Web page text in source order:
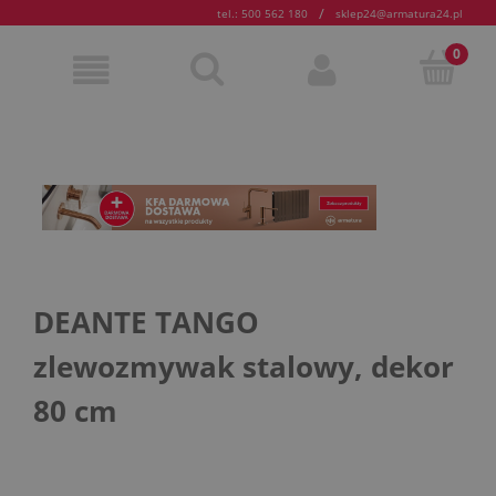
tel.: 500 562 180 / sklep24@armatura24.pl
DEANTE TANGO
zlewozmywak stalowy, dekor
80 cm